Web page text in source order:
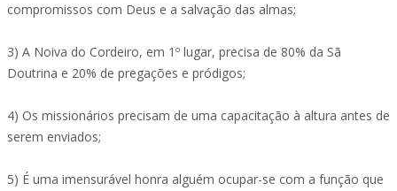
compromissos com Deus e a salvação das almas;
3) A Noiva do Cordeiro, em 1º lugar, precisa de 80% da Sã
Doutrina e 20% de pregações e pródigos;
4) Os missionários precisam de uma capacitação à altura antes de
serem enviados;
5) É uma imensurável honra alguém ocupar-se com a função que